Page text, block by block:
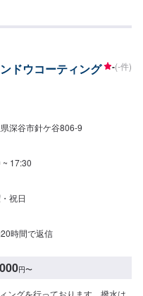
なら自社工場で即施工し、でき
1】オファーにてお問い合わせ
いたします。車種や状態によ
了承ください。□代車について
料代は、お客様負担となってお
込みについて□パーツの持ち込
詳細をご入力ください。【定
ドウコーティング -(-件)
深谷市針ケ谷806‐9
~ 17:30
祝日
時間で返信
円〜
ングを行っております。撥水は